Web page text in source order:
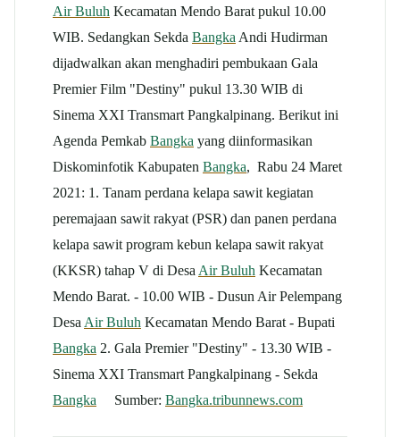
Air Buluh Kecamatan Mendo Barat pukul 10.00
WIB. Sedangkan Sekda BangkaAndi Hudirman
dijadwalkan akan menghadiri pembukaan Gala
Premier Film "Destiny" pukul 13.30 WIB di
Sinema XXI Transmart Pangkalpinang. Berikut ini
Agenda Pemkab Bangka yang diinformasikan
Diskominfotik Kabupaten Bangka, Rabu 24 Maret
2021: 1. Tanam perdana kelapa sawit kegiatan
peremajaan sawit rakyat (PSR) dan panen perdana
kelapa sawit program kebun kelapa sawit rakyat
(KKSR) tahap V di DesaAir Buluh Kecamatan
Mendo Barat. - 10.00 WIB - Dusun Air Pelempang
DesaAir Buluh Kecamatan Mendo Barat - Bupati
Bangka 2. Gala Premier "Destiny" - 13.30 WIB -
Sinema XXI Transmart Pangkalpinang - Sekda
Bangka Sumber: Bangka.tribunnews.com